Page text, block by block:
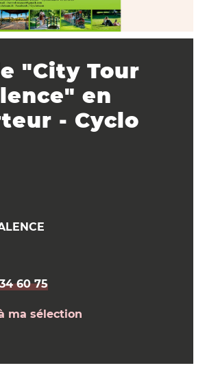
"City Tour
en
- Cyclo
60 75
ma sélection